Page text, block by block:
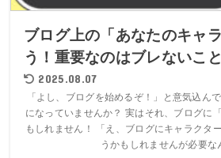
ブログ上の「あなたのキャ
う！重要なのはブレないこと
2025.08.07
「よし、ブログを始めるぞ！」と意気込ん
になっていませんか？ 実はそれ、ブログに
もしれません！ 「え、ブログにキャラクタ
うかもしれませんが必要な